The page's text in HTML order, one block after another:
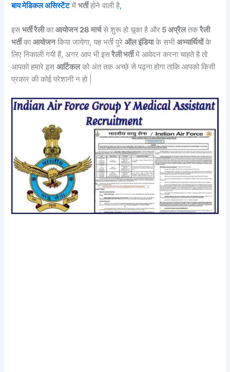
बाय मेडिकल असिस्टेंटमेंभर्तीहोने वाली है,
इसभर्ती रैलीकाआयोजन 28 मार्चसे शुरू हो चूका है और 5 अप्रैलतकरैली
भर्तीकाआयोजनकिया जायेगा, यह भर्ती पुरेऑल इंडियाके सभीअभ्यार्थियोंके
लिए निकाली गयी हैं, अगर आप भी इसरैली भर्तीमें आवेदन करना चाहते है तो
आपको हमारे इसआर्टिकलको अंत तक अच्छे से पढ़ना होगा ताकि आपको किसी
प्रकार की कोई परेशानी न हो |